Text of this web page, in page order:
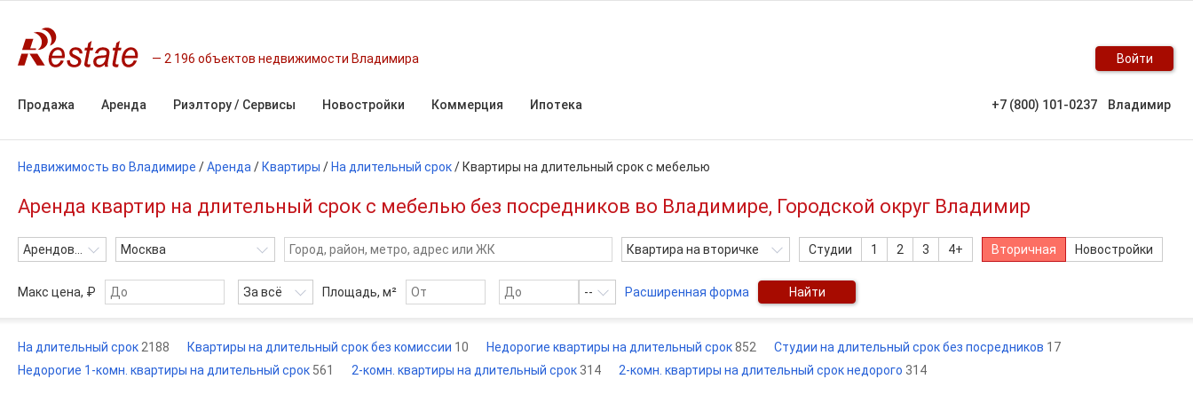
2 196 объектов недвижимости Владимира Войти
Продажа Аренда Риэлтору / Сервисы Новостройки Коммерция Ипотека +7 (800) 101-0237 Владимир
Недвижимость во Владимире /Аренда / Квартиры / На длительный срок/ Квартиры на длительный срок с мебелью
Аренда квартир на длительный срок с мебелью без посредников во Владимире, Городской округ Владимир
Арендовать Москва Квартира на вторичке Студии 1 2 3 4+ Вторичная Новостройки
Макс цена, ₽ За всё Площадь, м² -- Расширенная форма Найти
На длительный срок 2188 Квартиры на длительный срок без комиссии 10 Недорогие квартиры на длительный срок852 Студии на длительный срок без посредников 17
Недорогие 1-комн. квартиры на длительный срок 561 2-комн. квартиры на длительный срок 314 2-комн. квартиры на длительный срок недорого 314